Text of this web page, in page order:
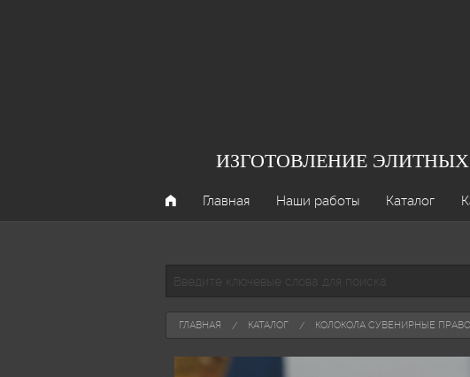
ИЗГОТОВЛЕНИЕ
Главная Наши работы Каталог
Поиск
Вы здесь
ГЛАВНАЯ КАТАЛОГ КОЛОКОЛА СУВЕНИРНЫЕ